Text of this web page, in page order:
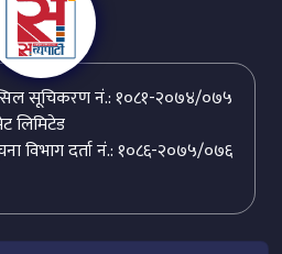
सूचिकरण नं.: १०८१-२०७४/०७५
लिमिटेड
विभाग दर्ता नं.: १०८६-२०७५/०७६